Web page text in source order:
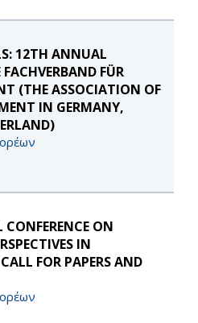
12TH ANNUAL
FÜR
(THE ASSOCIATION OF
IN GERMANY,
ON
IN
FOR PAPERS AND